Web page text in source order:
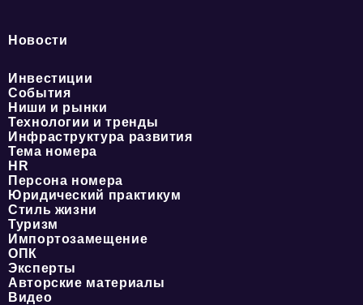
Новости
Инвестиции
События
Ниши и рынки
Технологии и тренды
Инфраструктура развития
Тема номера
HR
Персона номера
Юридический практикум
Стиль жизни
Туризм
Импортозамещение
ОПК
Эксперты
Авторские материалы
Видео